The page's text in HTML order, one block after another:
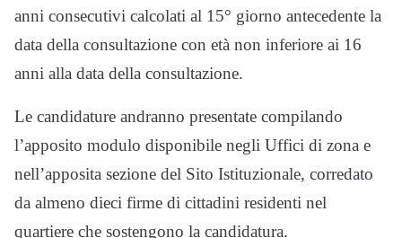
anni consecutivi calcolati al 15° giorno antecedente la
data della consultazione con età non inferiore ai 16
anni alla data della consultazione.
Le candidature andranno presentate compilando
l’apposito modulo disponibile negli Uffici di zona e
nell’apposita sezione del Sito Istituzionale, corredato
da almeno dieci firme di cittadini residenti nel
quartiere che sostengono la candidatura.